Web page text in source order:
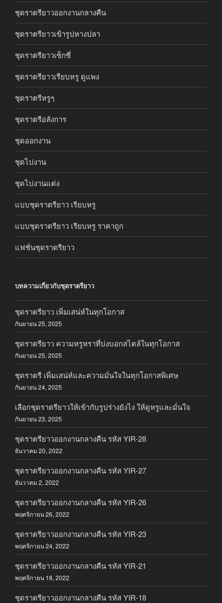
ชุดราตรียาวออกงานกลางคืน
ชุดราตรียาวเข้ารูปหางปลา
ชุดราตรียาวเซ็กซี่
ชุดราตรียาวเรียบหรู ดูแพง
ชุดราตรีหรูๆ
ชุดราตรีอลังการ
ชุดออกงาน
ชุดไปงาน
ชุดไปงานแต่ง
แบบชุดราตรียาว เรียบหรู
แบบชุดราตรียาว เรียบหรู ราคาถูก
แฟชั่นชุดราตรียาว
บทความเกี่ยวกับชุดราตรียาว
ชุดราตรียาว เพิ่มเสน่ห์ในทุกโอกาส
กันยายน 25, 2025
ชุดราตรียาว ความหรูหราที่บ่งบอกสไตล์ในทุกโอกาส
กันยายน 25, 2025
ชุดราตรี เพิ่มเสน่ห์และความมั่นใจในทุกโอกาสพิเศษ
กันยายน 24, 2025
เลือกชุดราตรียาวให้เข้ากับรูปร่างยังไง ให้ดูหรูและมั่นใจ
กันยายน 23, 2025
ชุดราตรียาวออกงานกลางคืน รหัส YIR-28
ธันวาคม 20, 2022
ชุดราตรียาวออกงานกลางคืน รหัส YIR-27
ธันวาคม 2, 2022
ชุดราตรียาวออกงานกลางคืน รหัส YIR-26
พฤศจิกายน 26, 2022
ชุดราตรียาวออกงานกลางคืน รหัส YIR-23
พฤศจิกายน 24, 2022
ชุดราตรียาวออกงานกลางคืน รหัส YIR-21
พฤศจิกายน 18, 2022
ชุดราตรียาวออกงานกลางคืน รหัส YIR-18